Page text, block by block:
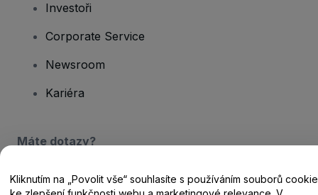
Investoři
Corporate Service
Newsroom
Kariéra
Máte dotazy?
Centrum nápovědy / Kontakt
Kliknutím na „Povolit vše“ souhlasíte s používáním souborů cookie